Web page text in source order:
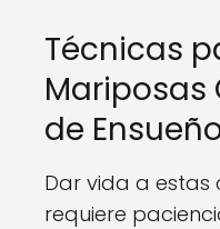
Técnicas
Mariposas
de
Dar vida a estas
requiere